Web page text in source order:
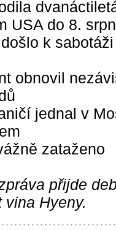
USA do 8.
k
obnovil
jednal v
zataženo
přijde
Hyeny.